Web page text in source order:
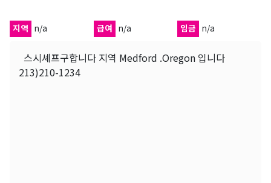
지역 n/a 급여 n/a 임금 n/a
스시셰프구합니다 지역 Medford .Oregon 입니다
213)210-1234